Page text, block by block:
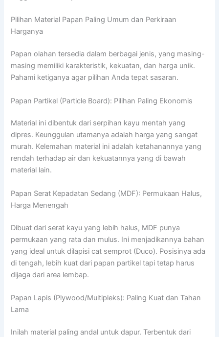
Pilihan Material Papan Paling Umum dan Perkiraan
Harganya
Papan olahan tersedia dalam berbagai jenis, yang masing-
masing memiliki karakteristik, kekuatan, dan harga unik.
Pahami ketiganya agar pilihan Anda tepat sasaran.
Papan Partikel (Particle Board): Pilihan Paling Ekonomis
Material ini dibentuk dari serpihan kayu mentah yang
dipres. Keunggulan utamanya adalah harga yang sangat
murah. Kelemahan material ini adalah ketahanannya yang
rendah terhadap air dan kekuatannya yang di bawah
material lain.
Papan Serat Kepadatan Sedang (MDF): Permukaan Halus,
Harga Menengah
Dibuat dari serat kayu yang lebih halus, MDF punya
permukaan yang rata dan mulus. Ini menjadikannya bahan
yang ideal untuk dilapisi cat semprot (Duco). Posisinya ada
di tengah, lebih kuat dari papan partikel tapi tetap harus
dijaga dari area lembap.
Papan Lapis (Plywood/Multipleks): Paling Kuat dan Tahan
Lama
Inilah material paling andal untuk dapur. Terbentuk dari